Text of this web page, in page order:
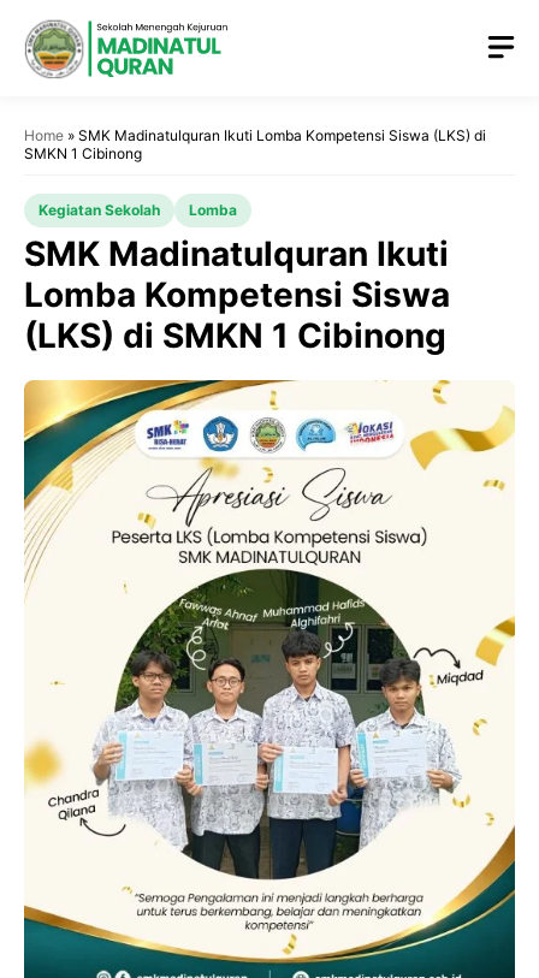
Home » SMK Madinatulquran Ikuti Lomba Kompetensi Siswa (LKS) di
SMKN 1 Cibinong
Kegiatan Sekolah Lomba
SMK Madinatulquran Ikuti
Lomba Kompetensi Siswa
(LKS) di SMKN 1 Cibinong